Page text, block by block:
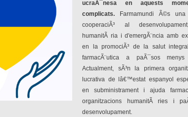
ucraÃ¯nesa en aquests
complicats. Farmamundi Ã©s
cooperaciÃ³ al
humanitÃ ria i d'emergÃ¨ncia amb
en la promociÃ³ de la salut
farmacÃ¨utica a paÃ¯sos menys
Actualment, sÃ³n la primera
lucrativa de lâ€™estat espanyol
en subministrament i ajuda
organitzacions humanitÃ ries i
desenvolupament.